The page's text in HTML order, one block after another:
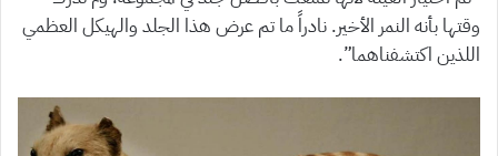
وقتها بأنه النمر الأخير. نادراً ما تم عرض هذا الجلد والهيكل العظمي
اللذين اكتشفناهما”.